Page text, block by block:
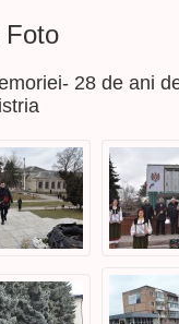
Foto
28 de ani